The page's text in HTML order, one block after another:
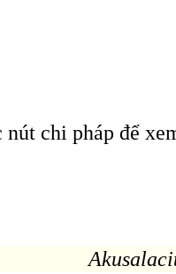
nút chi pháp để